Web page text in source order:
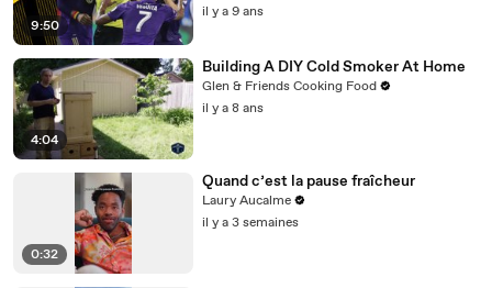
9:50
il y a 9 ans
4:04
Building A DIY Cold Smoker At Home
Glen & Friends Cooking Food
il y a 8 ans
0:32
Quand c’est la pause fraîcheur
Laury Aucalme
il y a 3 semaines